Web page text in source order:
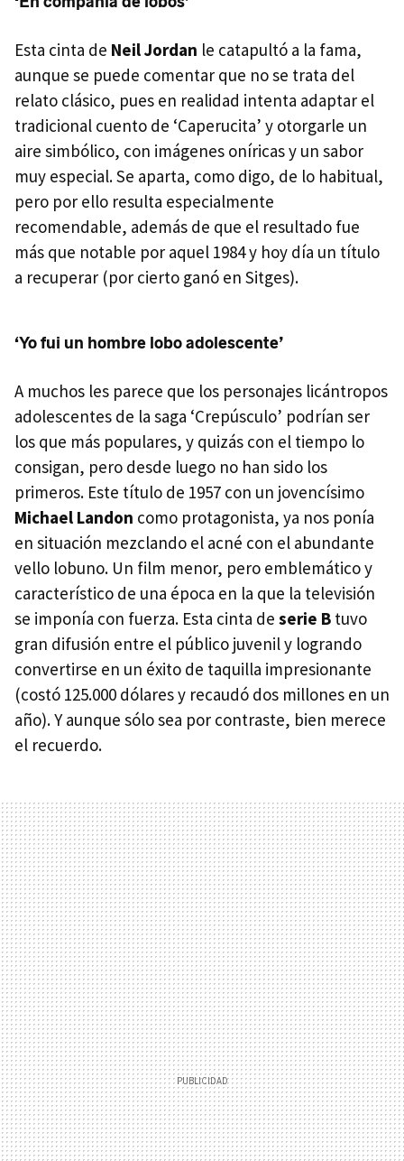
Esta cinta de Neil Jordan le catapultó a la fama,
aunque se puede comentar que no se trata del
relato clásico, pues en realidad intenta adaptar el
tradicional cuento de ‘Caperucita’ y otorgarle un
aire simbólico, con imágenes oníricas y un sabor
muy especial. Se aparta, como digo, de lo habitual,
pero por ello resulta especialmente
recomendable, además de que el resultado fue
más que notable por aquel 1984 y hoy día un título
a recuperar (por cierto ganó en Sitges).
‘Yo fui un hombre lobo adolescente’
A muchos les parece que los personajes licántropos
adolescentes de la saga ‘Crepúsculo’ podrían ser
los que más populares, y quizás con el tiempo lo
consigan, pero desde luego no han sido los
primeros. Este título de 1957 con un jovencísimo
Michael Landon como protagonista, ya nos ponía
en situación mezclando el acné con el abundante
vello lobuno. Un film menor, pero emblemático y
característico de una época en la que la televisión
se imponía con fuerza. Esta cinta de serie B tuvo
gran difusión entre el público juvenil y logrando
convertirse en un éxito de taquilla impresionante
(costó 125.000 dólares y recaudó dos millones en un
año). Y aunque sólo sea por contraste, bien merece
el recuerdo.